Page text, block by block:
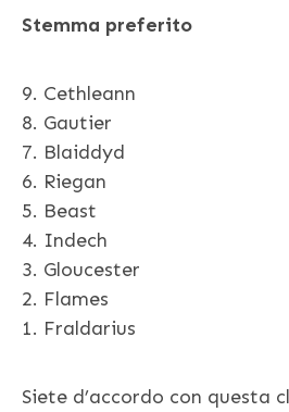
Stemma preferito
9. Cethleann
8. Gautier
7. Blaiddyd
6. Riegan
5. Beast
4. Indech
3. Gloucester
2. Flames
1. Fraldarius
Siete d’accordo con questa